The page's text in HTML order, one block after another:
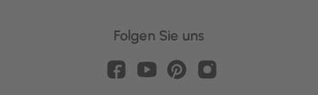
Folgen Sie uns